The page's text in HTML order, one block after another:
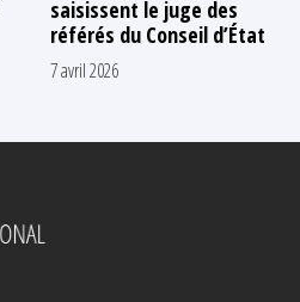
saisissent le juge des
référés du Conseil d’État
7 avril 2026